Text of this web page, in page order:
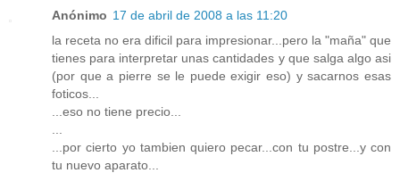
Anónimo 17 de abril de 2008 a las 11:20
la receta no era dificil para impresionar...pero la "maña" que
tienes para interpretar unas cantidades y que salga algo asi
(por que a pierre se le puede exigir eso) y sacarnos esas
foticos...
...eso no tiene precio...
...por cierto yo tambien quiero pecar...con tu postre...y con
tu nuevo aparato...